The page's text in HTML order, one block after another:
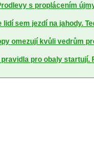
s proplácením
lidí sem jezdí na jahody.
omezují kvůli vedrům
pravidla pro obaly startují.